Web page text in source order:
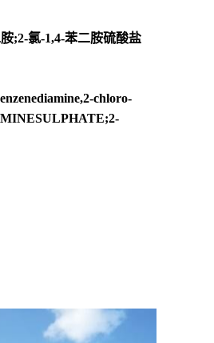
;2-氯-1,4-苯二胺硫酸盐
chloro-